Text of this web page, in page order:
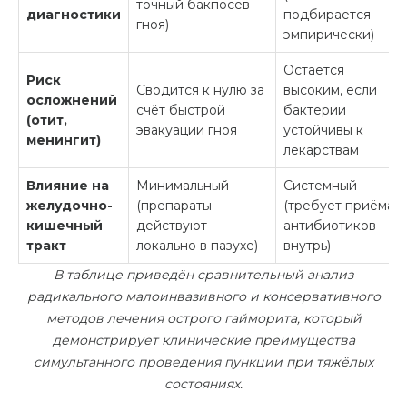
диагностики
точный бакпосев
гноя)
подбирается
эмпирически)
Риск
осложнений
(отит,
менингит)
Сводится к нулю за
счёт быстрой
эвакуации гноя
Остаётся
высоким, если
бактерии
устойчивы к
лекарствам
Влияние на
желудочно-
кишечный
тракт
Минимальный
(препараты
действуют
локально в пазухе)
Системный
(требует приёма
антибиотиков
внутрь)
В таблице приведён сравнительный анализ
радикального малоинвазивного и консервативного
методов лечения острого гайморита, который
демонстрирует клинические преимущества
симультанного проведения пункции при тяжёлых
состояниях.